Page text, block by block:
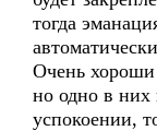
тогда
Очень
но одно в них
успокоении,